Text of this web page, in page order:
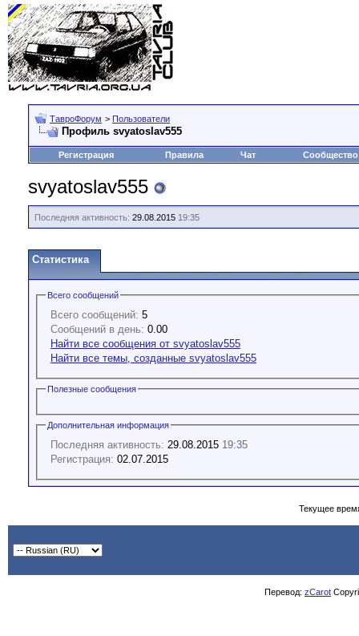
ТавроФорум > Пользователи
Профиль svyatoslav555
Регистрация Правила Чат Сообщество
svyatoslav555
Последняя активность: 29.08.2015 19:35
Статистика
Всего сообщений
Всего сообщений: 5
Сообщений в день: 0.00
Найти все сообщения от svyatoslav555
Найти все темы, созданные svyatoslav555
Полезные сообщения
Дополнительная информация
Последняя активность: 29.08.2015 19:35
Регистрация: 02.07.2015
Текущее
Перевод: zCarot